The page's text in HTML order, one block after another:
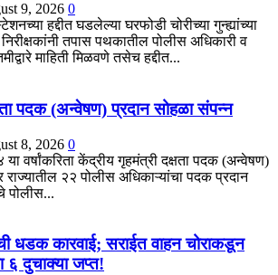
9, 2026 0
हद्दीत घडलेल्या घरफोडी चोरीच्या गुन्ह्यांच्या
तपास पथकातील पोलीस अधिकारी व
माहिती मिळवणे तसेच हद्दीत...
पदक (अन्वेषण) प्रदान सोहळा संपन्न
8, 2026 0
वर्षांकरिता केंद्रीय गृहमंत्री दक्षता पदक (अन्वेषण)
राज्यातील २२ पोलीस अधिकाऱ्यांचा पदक प्रदान
पोलीस...
धडक कारवाई; सराईत वाहन चोराकडून
६ दुचाक्या जप्त!